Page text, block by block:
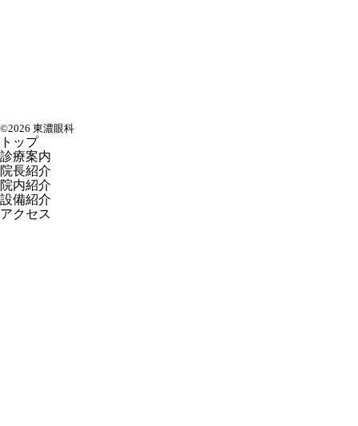
©2026 東濃眼科
トップ
診療案内
院長紹介
院内紹介
設備紹介
アクセス